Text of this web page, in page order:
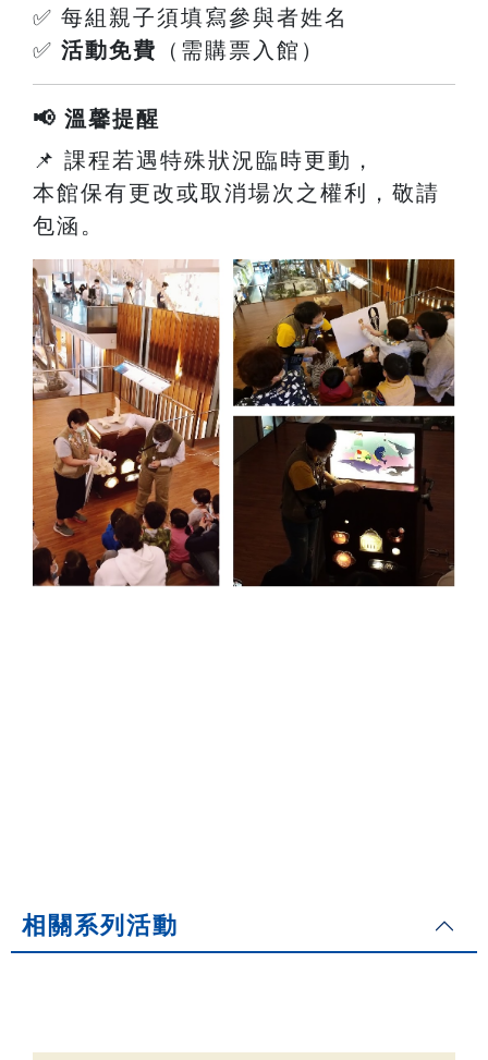
✅ 每組親子須填寫參與者姓名
✅ 活動免費 （需購票入館）
📢 溫馨提醒
📌 課程若遇特殊狀況臨時更動，
本館保有更改或取消場次之權利，敬請
包涵。
相關系列活動